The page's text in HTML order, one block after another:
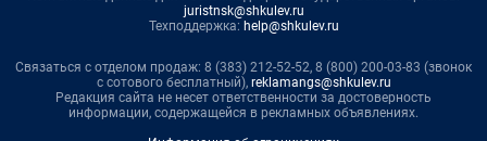
juristnsk@shkulev.ru
Техподдержка: help@shkulev.ru
Связаться с отделом продаж: 8 (383) 212-52-52, 8 (800) 200-03-83 (звонок
с сотового бесплатный), reklamangs@shkulev.ru
Редакция сайта не несет ответственности за достоверность
информации, содержащейся в рекламных объявлениях.